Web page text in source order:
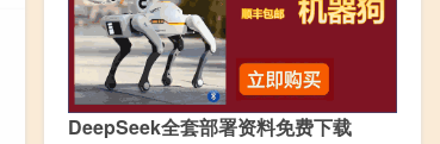
DeepSeek全套部署资料免费下载